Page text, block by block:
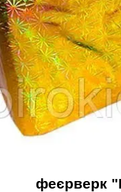
феєрверк